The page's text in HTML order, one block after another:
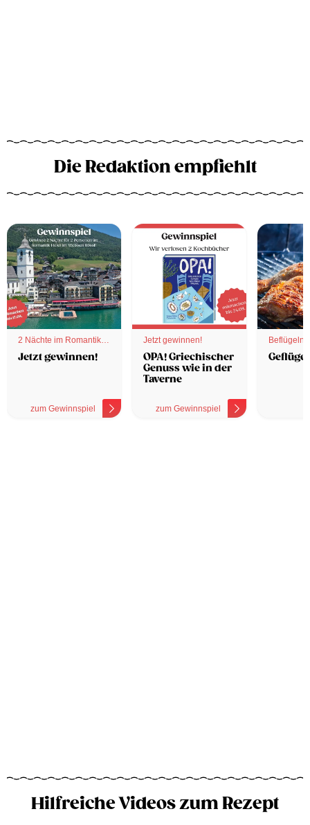
Die Redaktion empfiehlt
2 Nächte im Romantik
Hotel
Jetzt gewinnen!
zum Gewinnspiel
Jetzt gewinnen!
OPA! Griechischer
Genuss wie in der
Taverne
zum Gewinnspiel
Hilfreiche Videos zum Rezept